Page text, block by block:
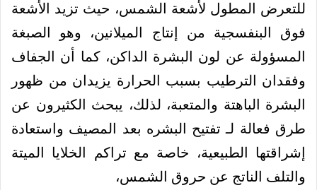
للتعرض المطول لأشعة الشمس، حيث تزيد الأشعة
فوق البنفسجية من إنتاج الميلانين، وهو الصبغة
المسؤولة عن لون البشرة الداكن، كما أن الجفاف
وفقدان الترطيب بسبب الحرارة يزيدان من ظهور
البشرة الباهتة والمتعبة، لذلك، يبحث الكثيرون عن
طرق فعالة لـ تفتيح البشره بعد المصيف واستعادة
إشراقتها الطبيعية، خاصة مع تراكم الخلايا الميتة
والتلف الناتج عن حروق الشمس،